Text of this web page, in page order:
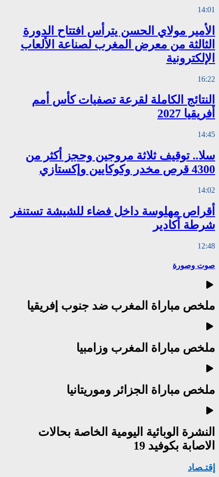
14:01
الأمير مولاي الحسن يترأس افتتاح الدورة
الثالثة من معرض المغرب لصناعة الألعاب
الإلكترونية
16:22
النتائج الكاملة لقرعة تصفيات كأس أمم
أفريقيا 2027
14:45
سلا.. توقيف ثلاثة مروجين وحجز أكثر من
4300 قرص مخدر وكوكايين وإكستازي
14:02
أقراص مهلوسة داخل فضاء للشيشة تستنفر
شرطة أكادير
12:48
صوت وصورة
ملخص مباراة المغرب ضد جنوب إفريقيا
ملخص مباراة المغرب وزامبيا
ملخص مباراة الجزائر وموريتانيا
النشرة الوبائية اليومية الخاصة بحالات
الاصابة بكوفيد 19
إقتـصاد